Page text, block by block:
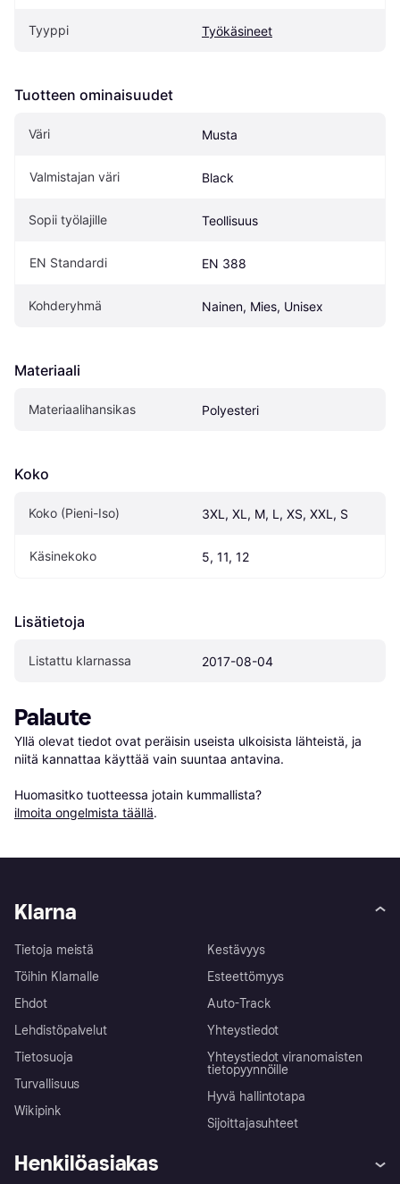
Tyyppi Työkäsineet
Tuotteen ominaisuudet
Väri Musta
Valmistajan väri Black
Sopii työlajille Teollisuus
EN Standardi EN 388
Kohderyhmä Nainen, Mies, Unisex
Materiaali
Materiaalihansikas Polyesteri
Koko
Koko (Pieni-Iso) 3XL, XL, M, L, XS, XXL, S
Käsinekoko 5, 11, 12
Lisätietoja
Listattu klarnassa 2017-08-04
Palaute
Yllä olevat tiedot ovat peräisin useista ulkoisista lähteistä, ja
niitä kannattaa käyttää vain suuntaa antavina.
Huomasitko tuotteessa jotain kummallista?
ilmoita ongelmista täällä.
Klarna
Tietoja meistä
Töihin Klarnalle
Ehdot
Lehdistöpalvelut
Tietosuoja
Turvallisuus
Wikipink
Kestävyys
Esteettömyys
Auto-Track
Yhteystiedot
Yhteystiedot viranomaisten
tietopyynnöille
Hyvä hallintotapa
Sijoittajasuhteet
Henkilöasiakas